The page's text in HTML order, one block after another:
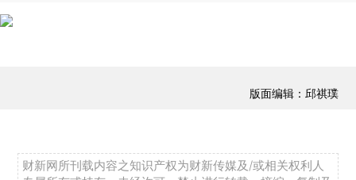
版面编辑：邱祺璞
财新网所刊载内容之知识产权为财新传媒及/或相关权利人